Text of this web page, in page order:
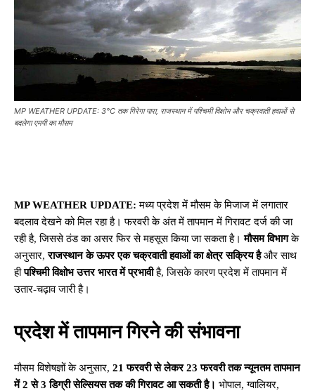
MP WEATHER UPDATE: 3°C तक गिरेगा पारा, राजस्थान में पश्चिमी विक्षोभ और चक्रवाती हवाओं से
बदलेगा एमपी का मौसम
MP WEATHER UPDATE:मध्य प्रदेश में मौसम के मिजाज में लगातार
बदलाव देखने को मिल रहा है। फरवरी के अंत में तापमान में गिरावट दर्ज की जा
रही है, जिससे ठंड का असर फिर से महसूस किया जा सकता है।मौसम विभागके
अनुसार,राजस्थान के ऊपर एक चक्रवाती हवाओं का क्षेत्र सक्रिय हैऔर साथ
हीपश्चिमी विक्षोभ उत्तर भारत में प्रभावीहै, जिसके कारण प्रदेश में तापमान में
उतार-चढ़ाव जारी है।
प्रदेश में तापमान गिरने की संभावना
मौसम विशेषज्ञों के अनुसार, 21 फरवरी से लेकर 23 फरवरी तक न्यूनतम तापमान
में 2 से 3 डिग्री सेल्सियस तक की गिरावट आ सकती है। भोपाल, ग्वालियर,